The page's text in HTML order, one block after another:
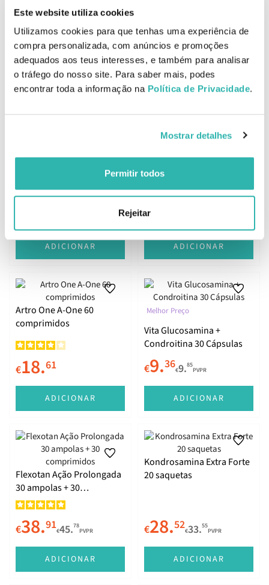
Este website utiliza cookies
Utilizamos cookies para que tenhas uma experiência de
compra personalizada, com anúncios e promoções
adequados aos teus interesses, e também para analisar
o tráfego do nosso site. Para saber mais, podes
encontrar toda a informação na Política de Privacidade.
Mostrar detalhes
Permitir todos
Rejeitar
€43.10
ADICIONAR
Now Glucosamine &
Chondroitin com MSM 90
cápsulas
€31.33€41. PVPR
ADICIONAR
4Life Fundamentals Fibro
AMJ Dia 90 cápsulas
ADICIONAR
Advancis Jointrix Plus 30
comprimidos
€20.
ADICIONAR
Artro One A-One 60
comprimidos
€18.61
ADICIONAR
Melhor Preço
Vita Glucosamina +
Condroitina 30 Cápsulas
€9.36€9.85
PVPR
ADICIONAR
Flexotan Ação Prolongada
30 ampolas + 30
comprimidos
€38.91€45.78
PVPR
ADICIONAR
Kondrosamina Extra Forte
20 saquetas
€28.52€33.55
PVPR
ADICIONAR